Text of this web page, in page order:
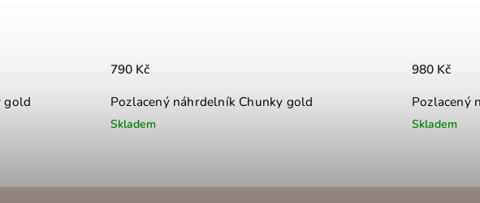
gold
Pozlacený náhrdelník Chunky gold
Skladem
790 Kč
Pozlacený
Skladem
980 Kč